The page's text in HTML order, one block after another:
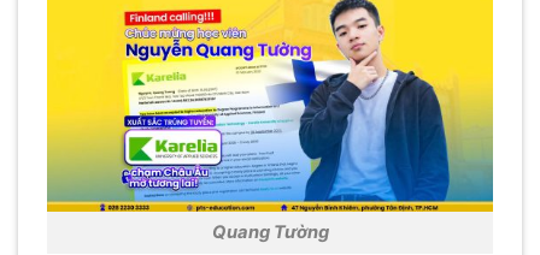
Quang Tường